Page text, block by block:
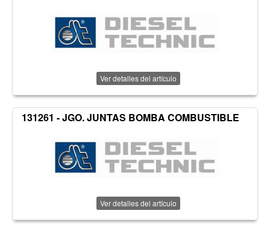
Ver detalles del artículo
131261 - JGO. JUNTAS BOMBA COMBUSTIBLE
Ver detalles del artículo